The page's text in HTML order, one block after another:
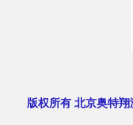
版权所有 北京奥特翔